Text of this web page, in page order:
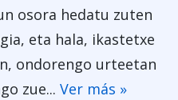
osora hedatu zuten
eta hala, ikastetxe
ondorengo urteetan
zue... Ver más »